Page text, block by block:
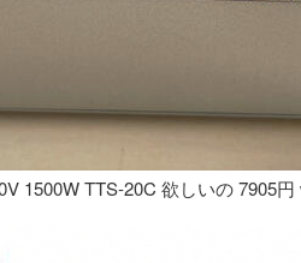
1500W TTS-20C 欲しいの 7905円